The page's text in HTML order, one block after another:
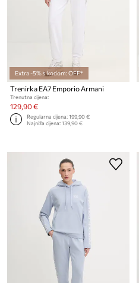
Extra -5% s kodom: OFF*
Trenirka EA7 Emporio Armani
Trenutna cijena:
129,90 €
Regularna cijena:199,90 €
Najniža cijena:139,90 €